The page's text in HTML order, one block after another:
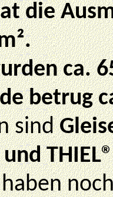
die
ca.
betrug
sind
THIEL®